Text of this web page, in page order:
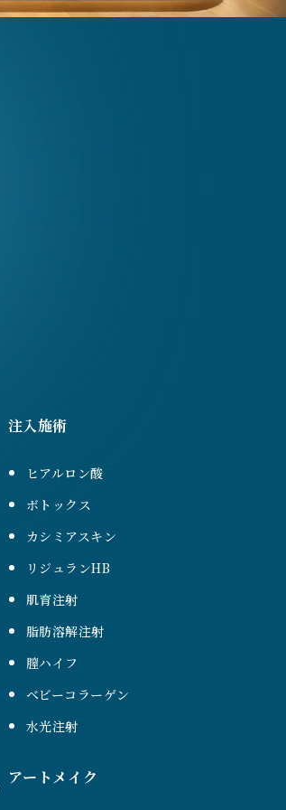
注入施術
ヒアルロン酸
ボトックス
カシミアスキン
リジュランHB
肌育注射
脂肪溶解注射
膣ハイフ
ベビーコラーゲン
水光注射
アートメイク